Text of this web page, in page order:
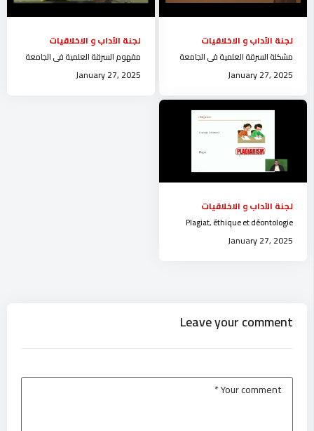
لجنة الآداب و الاخلاقيات
مشكلة السرقة العلمية في الجامعة
January 27, 2025
لجنة الآداب و الاخلاقيات
مفهوم السرقة العلمية في الجامعة
January 27, 2025
لجنة الآداب و الاخلاقيات
Plagiat, éthique et déontologie
January 27, 2025
Leave your comment